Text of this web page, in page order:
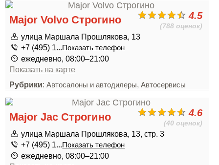
4.5
(788 оценок)
Major Volvo Строгино
улица Маршала Прошлякова, 13
+7 (495) 1...Показать телефон
ежедневно, 08:00–21:00
Показать на карте
Рубрики:Автосалоны и автодилеры,Автосервисы
4.6
(40 оценок)
Major Jac Строгино
улица Маршала Прошлякова, 13, стр. 3
+7 (495) 1...Показать телефон
ежедневно, 08:00–21:00